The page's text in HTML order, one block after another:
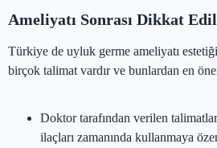
Ameliyatı Sonrası Dikkat
Türkiye de uyluk germe ameliyatı
birçok talimat vardır ve bunlardan en
Doktor tarafından verilen
ilaçları zamanında kullanmaya